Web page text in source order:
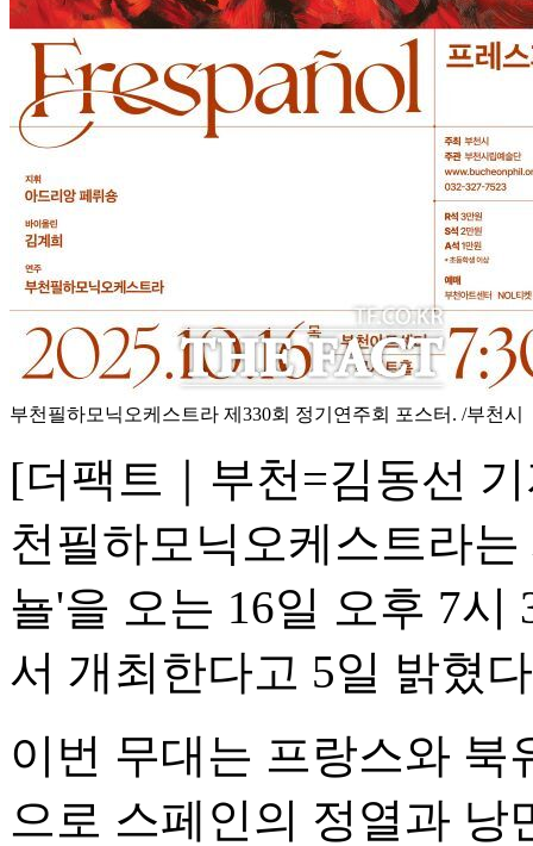
부천필하모닉오케스트라 제330회 정기연주회 포스터. /부천시
[더팩트｜부천=김동선
천필하모닉오케스트라
뇰'을 오는 16일 오후 7
서 개최한다고 5일 밝혔
이번 무대는 프랑스와
으로 스페인의 정열과 낭